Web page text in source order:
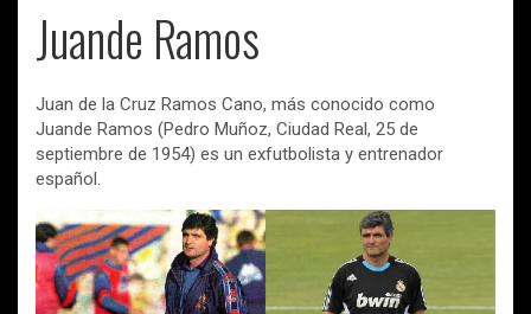
Juande Ramos
Juan de la Cruz Ramos Cano, más conocido como
Juande Ramos (Pedro Muñoz, Ciudad Real, 25 de
septiembre de 1954) es un exfutbolista y entrenador
español.